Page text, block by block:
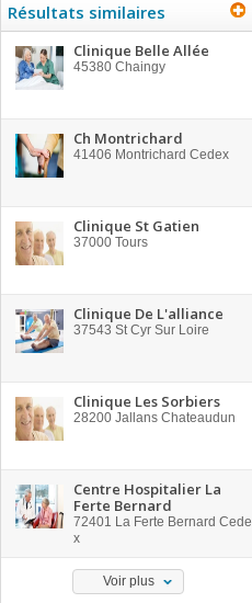
Résultats similaires
Clinique Belle Allée
45380 Chaingy
Ch Montrichard
41406 Montrichard Cedex
Clinique St Gatien
37000 Tours
Clinique De L'alliance
37543 St Cyr Sur Loire
Clinique Les Sorbiers
28200 Jallans Chateaudun
Centre Hospitalier La
Ferte Bernard
72401 La Ferte Bernard Cede
x
Voir plus